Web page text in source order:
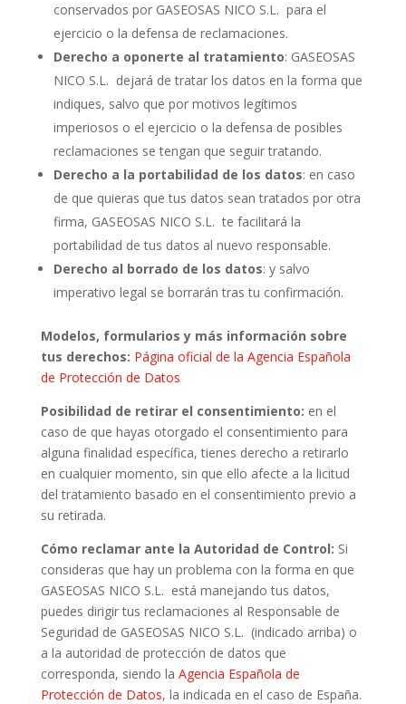
conservados por GASEOSAS NICO S.L. para el
ejercicio o la defensa de reclamaciones.
Derecho a oponerte al tratamiento: GASEOSAS
NICO S.L. dejará de tratar los datos en la forma que
indiques, salvo que por motivos legítimos
imperiosos o el ejercicio o la defensa de posibles
reclamaciones se tengan que seguir tratando.
Derecho a la portabilidad de los datos: en caso
de que quieras que tus datos sean tratados por otra
firma, GASEOSAS NICO S.L. te facilitará la
portabilidad de tus datos al nuevo responsable.
Derecho al borrado de los datos: y salvo
imperativo legal se borrarán tras tu confirmación.
Modelos, formularios y más información sobre
tus derechos: Página oficial de la Agencia Española
de Protección de Datos
Posibilidad de retirar el consentimiento: en el
caso de que hayas otorgado el consentimiento para
alguna finalidad específica, tienes derecho a retirarlo
en cualquier momento, sin que ello afecte a la licitud
del tratamiento basado en el consentimiento previo a
su retirada.
Cómo reclamar ante la Autoridad de Control: Si
consideras que hay un problema con la forma en que
GASEOSAS NICO S.L. está manejando tus datos,
puedes dirigir tus reclamaciones al Responsable de
Seguridad de GASEOSAS NICO S.L. (indicado arriba) o
a la autoridad de protección de datos que
corresponda, siendo la Agencia Española de
Protección de Datos, la indicada en el caso de España.